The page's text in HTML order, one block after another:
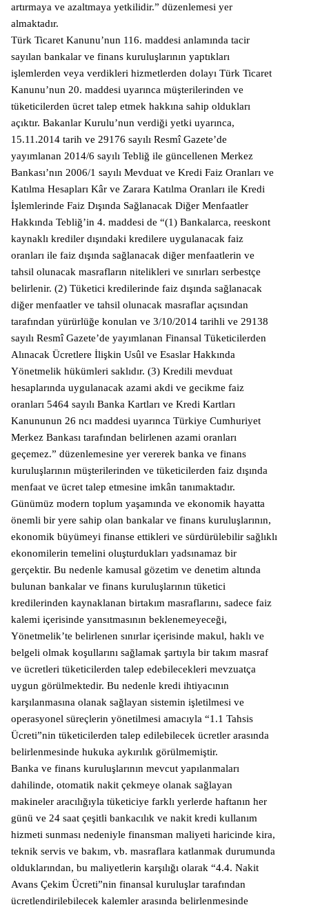
artırmaya ve azaltmaya yetkilidir.” düzenlemesi yer
almaktadır.
Türk Ticaret Kanunu’nun 116. maddesi anlamında tacir
sayılan bankalar ve finans kuruluşlarının yaptıkları
işlemlerden veya verdikleri hizmetlerden dolayı Türk Ticaret
Kanunu’nun 20. maddesi uyarınca müşterilerinden ve
tüketicilerden ücret talep etmek hakkına sahip oldukları
açıktır. Bakanlar Kurulu’nun verdiği yetki uyarınca,
15.11.2014 tarih ve 29176 sayılı Resmî Gazete’de
yayımlanan 2014/6 sayılı Tebliğ ile güncellenen Merkez
Bankası’nın 2006/1 sayılı Mevduat ve Kredi Faiz Oranları ve
Katılma Hesapları Kâr ve Zarara Katılma Oranları ile Kredi
İşlemlerinde Faiz Dışında Sağlanacak Diğer Menfaatler
Hakkında Tebliğ’in 4. maddesi de “(1) Bankalarca, reeskont
kaynaklı krediler dışındaki kredilere uygulanacak faiz
oranları ile faiz dışında sağlanacak diğer menfaatlerin ve
tahsil olunacak masrafların nitelikleri ve sınırları serbestçe
belirlenir. (2) Tüketici kredilerinde faiz dışında sağlanacak
diğer menfaatler ve tahsil olunacak masraflar açısından
tarafından yürürlüğe konulan ve 3/10/2014 tarihli ve 29138
sayılı Resmî Gazete’de yayımlanan Finansal Tüketicilerden
Alınacak Ücretlere İlişkin Usûl ve Esaslar Hakkında
Yönetmelik hükümleri saklıdır. (3) Kredili mevduat
hesaplarında uygulanacak azami akdi ve gecikme faiz
oranları 5464 sayılı Banka Kartları ve Kredi Kartları
Kanununun 26 ncı maddesi uyarınca Türkiye Cumhuriyet
Merkez Bankası tarafından belirlenen azami oranları
geçemez.” düzenlemesine yer vererek banka ve finans
kuruluşlarının müşterilerinden ve tüketicilerden faiz dışında
menfaat ve ücret talep etmesine imkân tanımaktadır.
Günümüz modern toplum yaşamında ve ekonomik hayatta
önemli bir yere sahip olan bankalar ve finans kuruluşlarının,
ekonomik büyümeyi finanse ettikleri ve sürdürülebilir sağlıklı
ekonomilerin temelini oluşturdukları yadsınamaz bir
gerçektir. Bu nedenle kamusal gözetim ve denetim altında
bulunan bankalar ve finans kuruluşlarının tüketici
kredilerinden kaynaklanan birtakım masraflarını, sadece faiz
kalemi içerisinde yansıtmasının beklenemeyeceği,
Yönetmelik’te belirlenen sınırlar içerisinde makul, haklı ve
belgeli olmak koşullarını sağlamak şartıyla bir takım masraf
ve ücretleri tüketicilerden talep edebilecekleri mevzuatça
uygun görülmektedir. Bu nedenle kredi ihtiyacının
karşılanmasına olanak sağlayan sistemin işletilmesi ve
operasyonel süreçlerin yönetilmesi amacıyla “1.1 Tahsis
Ücreti”nin tüketicilerden talep edilebilecek ücretler arasında
belirlenmesinde hukuka aykırılık görülmemiştir.
Banka ve finans kuruluşlarının mevcut yapılanmaları
dahilinde, otomatik nakit çekmeye olanak sağlayan
makineler aracılığıyla tüketiciye farklı yerlerde haftanın her
günü ve 24 saat çeşitli bankacılık ve nakit kredi kullanım
hizmeti sunması nedeniyle finansman maliyeti haricinde kira,
teknik servis ve bakım, vb. masraflara katlanmak durumunda
olduklarından, bu maliyetlerin karşılığı olarak “4.4. Nakit
Avans Çekim Ücreti”nin finansal kuruluşlar tarafından
ücretlendirilebilecek kalemler arasında belirlenmesinde